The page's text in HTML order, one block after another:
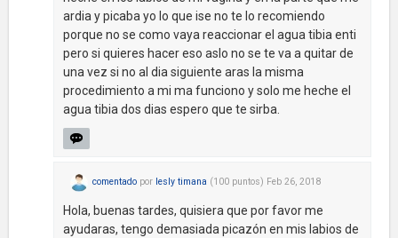
ardia y picaba yo lo que ise no te lo recomiendo
porque no se como vaya reaccionar el agua tibia enti
pero si quieres hacer eso aslo no se te va a quitar de
una vez si no al dia siguiente aras la misma
procedimiento a mi ma funciono y solo me heche el
agua tibia dos dias espero que te sirba.
comentado por lesly timana (100 puntos) Feb 26, 2018
Hola, buenas tardes, quisiera que por favor me
ayudaras, tengo demasiada picazón en mis labios de